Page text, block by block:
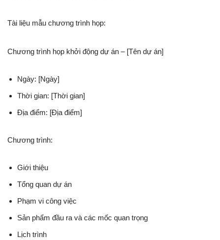
Tài liệu mẫu chương trình họp:
Chương trình họp khởi động dự án – [Tên dự án]
Ngày: [Ngày]
Thời gian: [Thời gian]
Địa điểm: [Địa điểm]
Chương trình:
Giới thiệu
Tổng quan dự án
Phạm vi công việc
Sản phẩm đầu ra và các mốc quan trọng
Lịch trình